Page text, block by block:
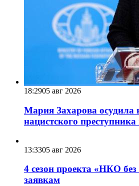
18:2905 авг 2026
Мария Захарова осудила
нацистского
13:3305 авг 2026
4 сезон проекта «НКО
заявкам